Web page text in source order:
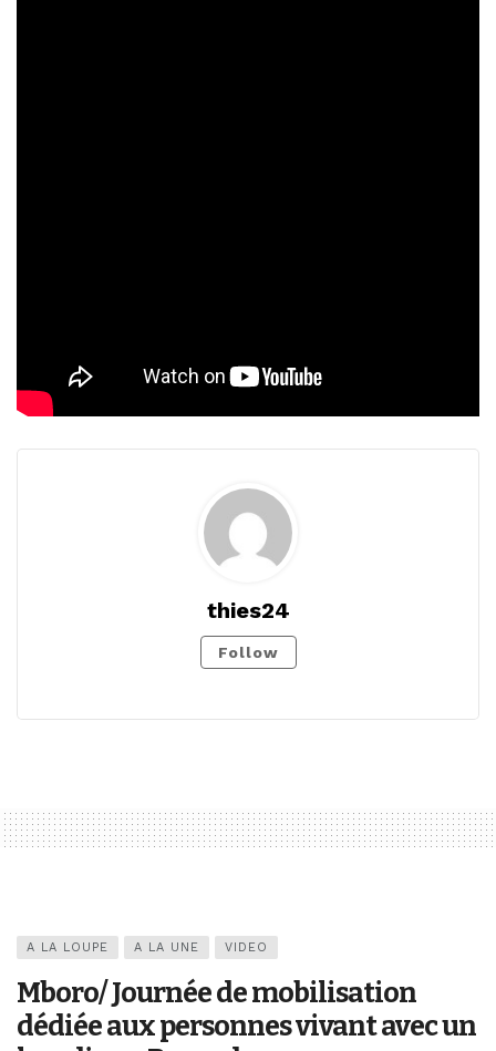
thies24
Follow
A LA LOUPE A LA UNE VIDEO
Mboro/ Journée de mobilisation
dédiée aux personnes vivant avec un